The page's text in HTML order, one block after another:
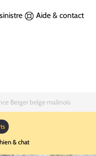
Aide & contact
Berger belge malinois
& chat